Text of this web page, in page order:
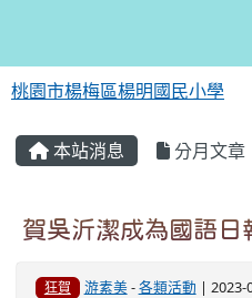
桃園市楊梅區楊明國民小學
本站消息 分月文章
賀吳沂潔成為國語日
狂賀 游素美-各類活動 | 2023-